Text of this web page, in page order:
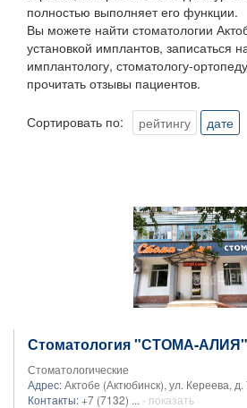
полностью выполняет его функции.
Вы можете найти стоматологии
установкой имплантов, записаться
имплантологу, стоматологу-
прочитать отзывы пациентов.
Сортировать по: рейтингу
дате
Стоматология "СТОМА-АЛИЯ"
Стоматологические
Адрес:Актобе (Актюбинск), ул. Кереева, д.
Контакты: +7 (7132) ... - показать